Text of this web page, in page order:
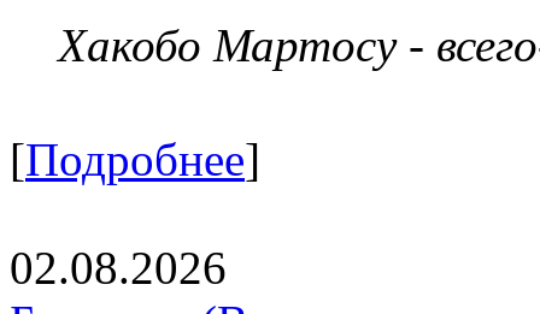
Хакобо Мартосу -
[Подробнее]
02.08.2026